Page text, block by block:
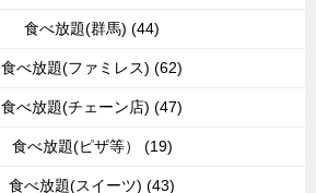
食べ放題(群馬) (44)
食べ放題(ファミレス) (62)
食べ放題(チェーン店) (47)
食べ放題(ピザ等） (19)
食べ放題(スイーツ) (43)